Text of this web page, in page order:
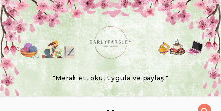
Skip to content
"Merak et, oku, uygula ve paylaş."